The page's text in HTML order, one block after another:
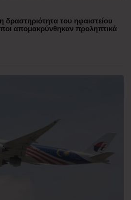
του ηφαιστείου
απομακρύνθηκαν προληπτικά